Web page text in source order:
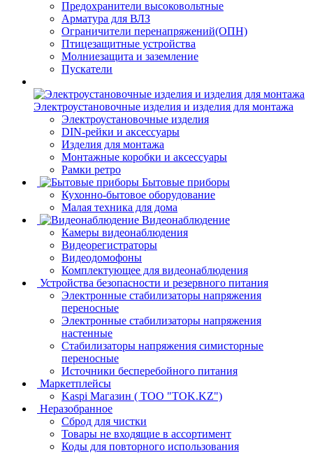
Предохранители высоковольтные
Арматура для ВЛЗ
Ограничители перенапряжений(ОПН)
Птицезащитные устройства
Молниезащита и заземление
Пускатели
Электроустановочные изделия и изделия для монтажа
Электроустановочные изделия
DIN-рейки и аксессуары
Изделия для монтажа
Монтажные коробки и аксессуары
Рамки ретро
Бытовые приборы
Кухонно-бытовое оборудование
Малая техника для дома
Видеонаблюдение
Камеры видеонаблюдения
Видеорегистраторы
Видеодомофоны
Комплектующее для видеонаблюдения
Устройства безопасности и резервного питания
Электронные стабилизаторы напряжения
переносные
Электронные стабилизаторы напряжения
настенные
Стабилизаторы напряжения симисторные
переносные
Источники бесперебойного питания
Маркетплейсы
Kaspi Магазин ( ТОО "TOK.KZ")
Неразобранное
Сброд для чистки
Товары не входящие в ассортимент
Коды для повторного использования